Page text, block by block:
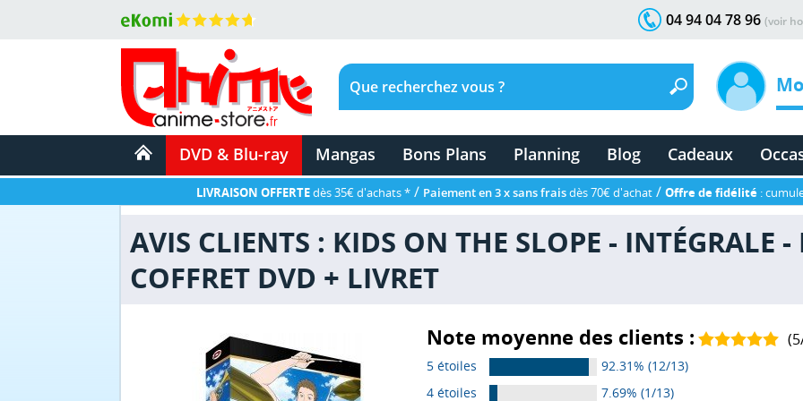
04 94 04 78 96 (voir
DVD & Blu-ray Mangas Bons Plans Planning Blog Cadeaux
LIVRAISON OFFERTEdès 35€ d'achats * / Paiement en 3 x sans fraisdès 70€ d'achat / Offre de fidélité :
AVIS CLIENTS : KIDS ON THE SLOPE - INTÉGRALE
COFFRET DVD + LIVRET
Note moyenne des clients : (5
5 étoiles
92.31% (12/13)
4 étoiles
7.69% (1/13)